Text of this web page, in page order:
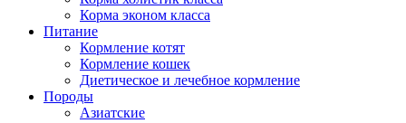
Корма эконом класса
Питание
Кормление котят
Кормление кошек
Диетическое и лечебное кормление
Породы
Азиатские